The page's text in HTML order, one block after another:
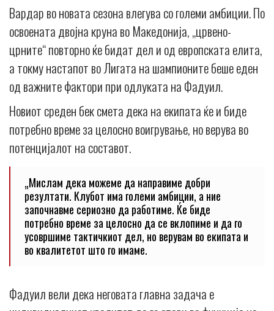
Вардар во новата сезона влегува со големи амбиции. По
освоената двојна круна во Македонија, „црвено-
црните“ повторно ќе бидат дел и од европската елита,
а токму настапот во Лигата на шампионите беше еден
од важните фактори при одлуката на Фадуил.
Новиот среден бек смета дека на екипата ќе и биде
потребно време за целосно воигрување, но верува во
потенцијалот на составот.
„Мислам дека можеме да направиме добри
резултати. Клубот има големи амбиции, а ние
започнавме сериозно да работиме. Ќе биде
потребно време за целосно да се вклопиме и да го
усовршиме тактичкиот дел, но верувам во екипата и
во квалитетот што го имаме.
Фадуил вели дека неговата главна задача е